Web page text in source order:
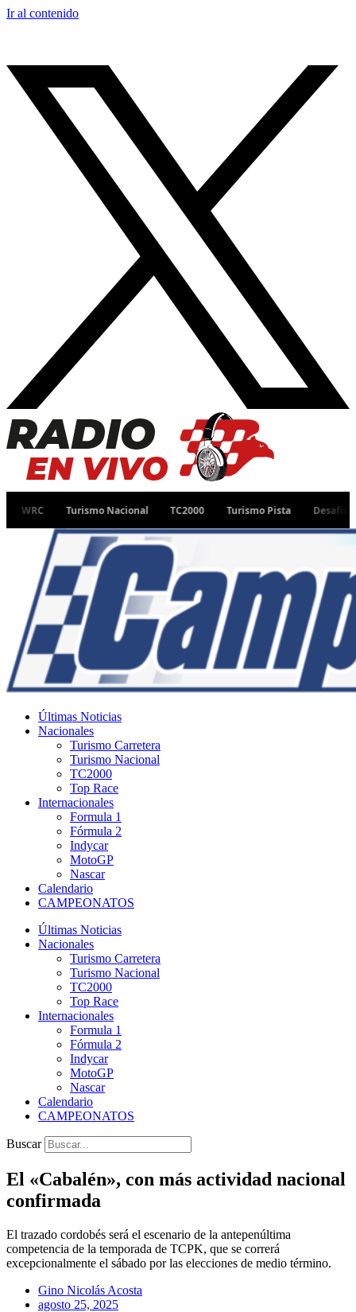
Ir al contenido
Turismo Nacional TC2000 Turismo Pista Desafío Ruta 40
Últimas Noticias
Nacionales
Turismo Carretera
Turismo Nacional
TC2000
Top Race
Internacionales
Formula 1
Fórmula 2
Indycar
MotoGP
Nascar
Calendario
CAMPEONATOS
Últimas Noticias
Nacionales
Turismo Carretera
Turismo Nacional
TC2000
Top Race
Internacionales
Formula 1
Fórmula 2
Indycar
MotoGP
Nascar
Calendario
CAMPEONATOS
Buscar
El «Cabalén», con más actividad nacional
confirmada
El trazado cordobés será el escenario de la antepenúltima
competencia de la temporada de TCPK, que se correrá
excepcionalmente el sábado por las elecciones de medio término.
Gino Nicolás Acosta
agosto 25, 2025